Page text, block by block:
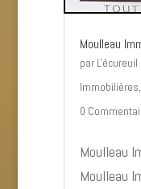
Moulleau
par L'écureuil
Immobilières,
0
Moulleau
Moulleau